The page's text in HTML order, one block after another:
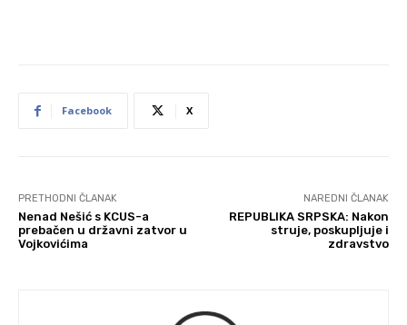
Facebook X
PRETHODNI ČLANAK
Nenad Nešić s KCUS-a
prebačen u državni zatvor u
Vojkovićima
NAREDNI ČLANAK
REPUBLIKA SRPSKA: Nakon
struje, poskupljuje i
zdravstvo